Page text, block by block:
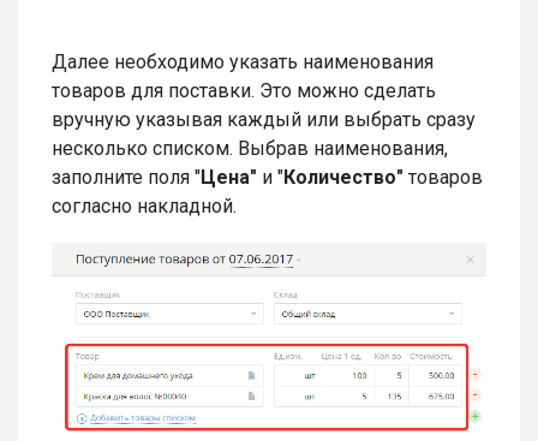
Далее необходимо указать наименования
товаров для поставки. Это можно сделать
вручную указывая каждый или выбрать сразу
несколько списком. Выбрав наименования,
заполните поля "Цена" и "Количество" товаров
согласно накладной.